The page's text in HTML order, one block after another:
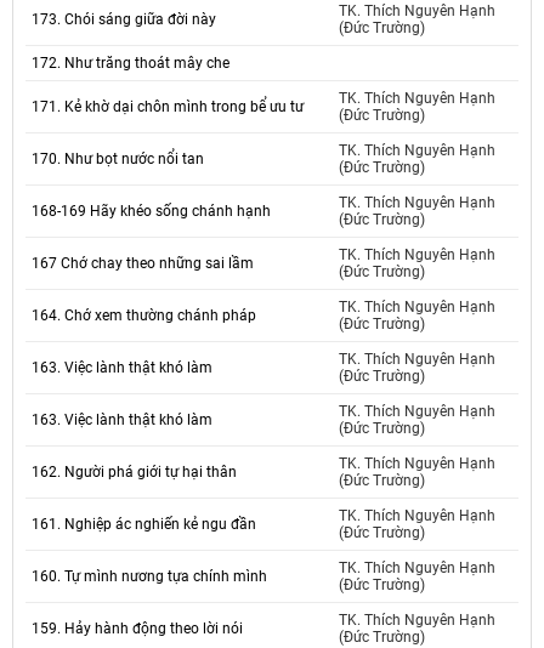
173. Chói sáng giữa đời này
TK. Thích Nguyên Hạnh
(Đức Trường)
172. Như trăng thoát mây che
171. Kẻ khờ dại chôn mình trong bể ưu tư
TK. Thích Nguyên Hạnh
(Đức Trường)
170. Như bọt nước nổi tan
TK. Thích Nguyên Hạnh
(Đức Trường)
168-169 Hãy khéo sống chánh hạnh
TK. Thích Nguyên Hạnh
(Đức Trường)
167 Chớ chay theo những sai lầm
TK. Thích Nguyên Hạnh
(Đức Trường)
164. Chớ xem thường chánh pháp
TK. Thích Nguyên Hạnh
(Đức Trường)
163. Việc lành thật khó làm
TK. Thích Nguyên Hạnh
(Đức Trường)
163. Việc lành thật khó làm
TK. Thích Nguyên Hạnh
(Đức Trường)
162. Người phá giới tự hại thân
TK. Thích Nguyên Hạnh
(Đức Trường)
161. Nghiệp ác nghiến kẻ ngu đần
TK. Thích Nguyên Hạnh
(Đức Trường)
160. Tự mình nương tựa chính mình
TK. Thích Nguyên Hạnh
(Đức Trường)
159. Hảy hành động theo lời nói
TK. Thích Nguyên Hạnh
(Đức Trường)